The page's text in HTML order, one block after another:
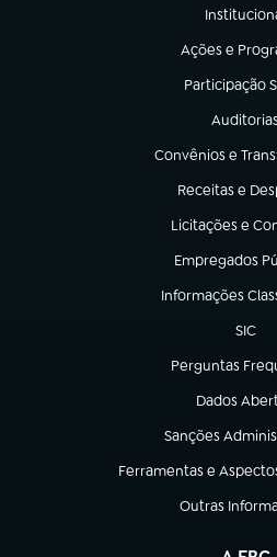
(abre em
Ações e
(abre em
Participação
(abre em
(abre em
Convênios e
(abre em nova
Receitas e
(abre em nova
Licitações e
(abre em nova
Empregados
(abre em nova
Informações
(abre em nova
SIC
(abre
Perguntas
(abre em nova
Dados
(abre em
Sanções
(abre em nova
Ferramentas e
(abre em nova aba)
Outras
(abre em nova